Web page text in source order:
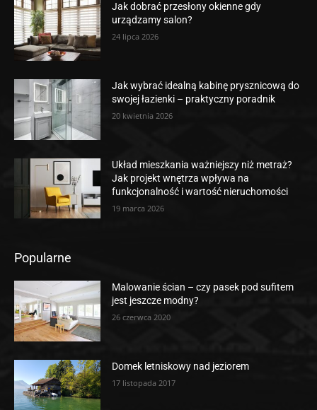
Jak dobrać przesłony okienne gdy
urządzamy salon?
24 lipca 2026
Jak wybrać idealną kabinę prysznicową do
swojej łazienki – praktyczny poradnik
20 kwietnia 2026
Układ mieszkania ważniejszy niż metraż?
Jak projekt wnętrza wpływa na
funkcjonalność i wartość nieruchomości
19 marca 2026
Popularne
Malowanie ścian – czy pasek pod sufitem
jest jeszcze modny?
26 czerwca 2020
Domek letniskowy nad jeziorem
17 listopada 2017